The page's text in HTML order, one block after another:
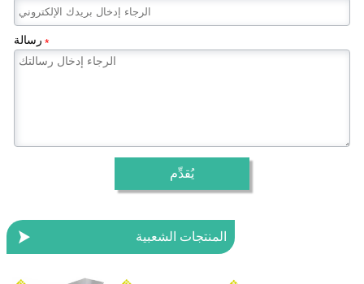
رسالة *
يُقدِّم
 المنتجات الشعبية